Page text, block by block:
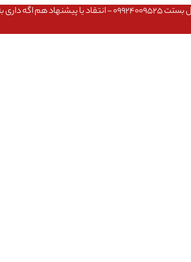
عشق داداش قیمتای سایت به روزه،خرید عمده داشتی یا مشکلی تو خرید از سایت ۰۹۱۰۹۸۰۸۵۶۵- مشکلی بعد از خریدت داشتی ۰۹۱۹۱۴۹۳۵۴۶ -